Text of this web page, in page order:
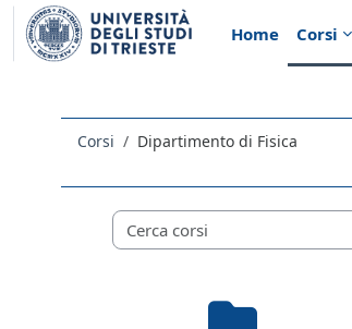
Vai al contenuto principale
Home
Corsi
Corsi Dipartimento di Fisica
Categorie di corso